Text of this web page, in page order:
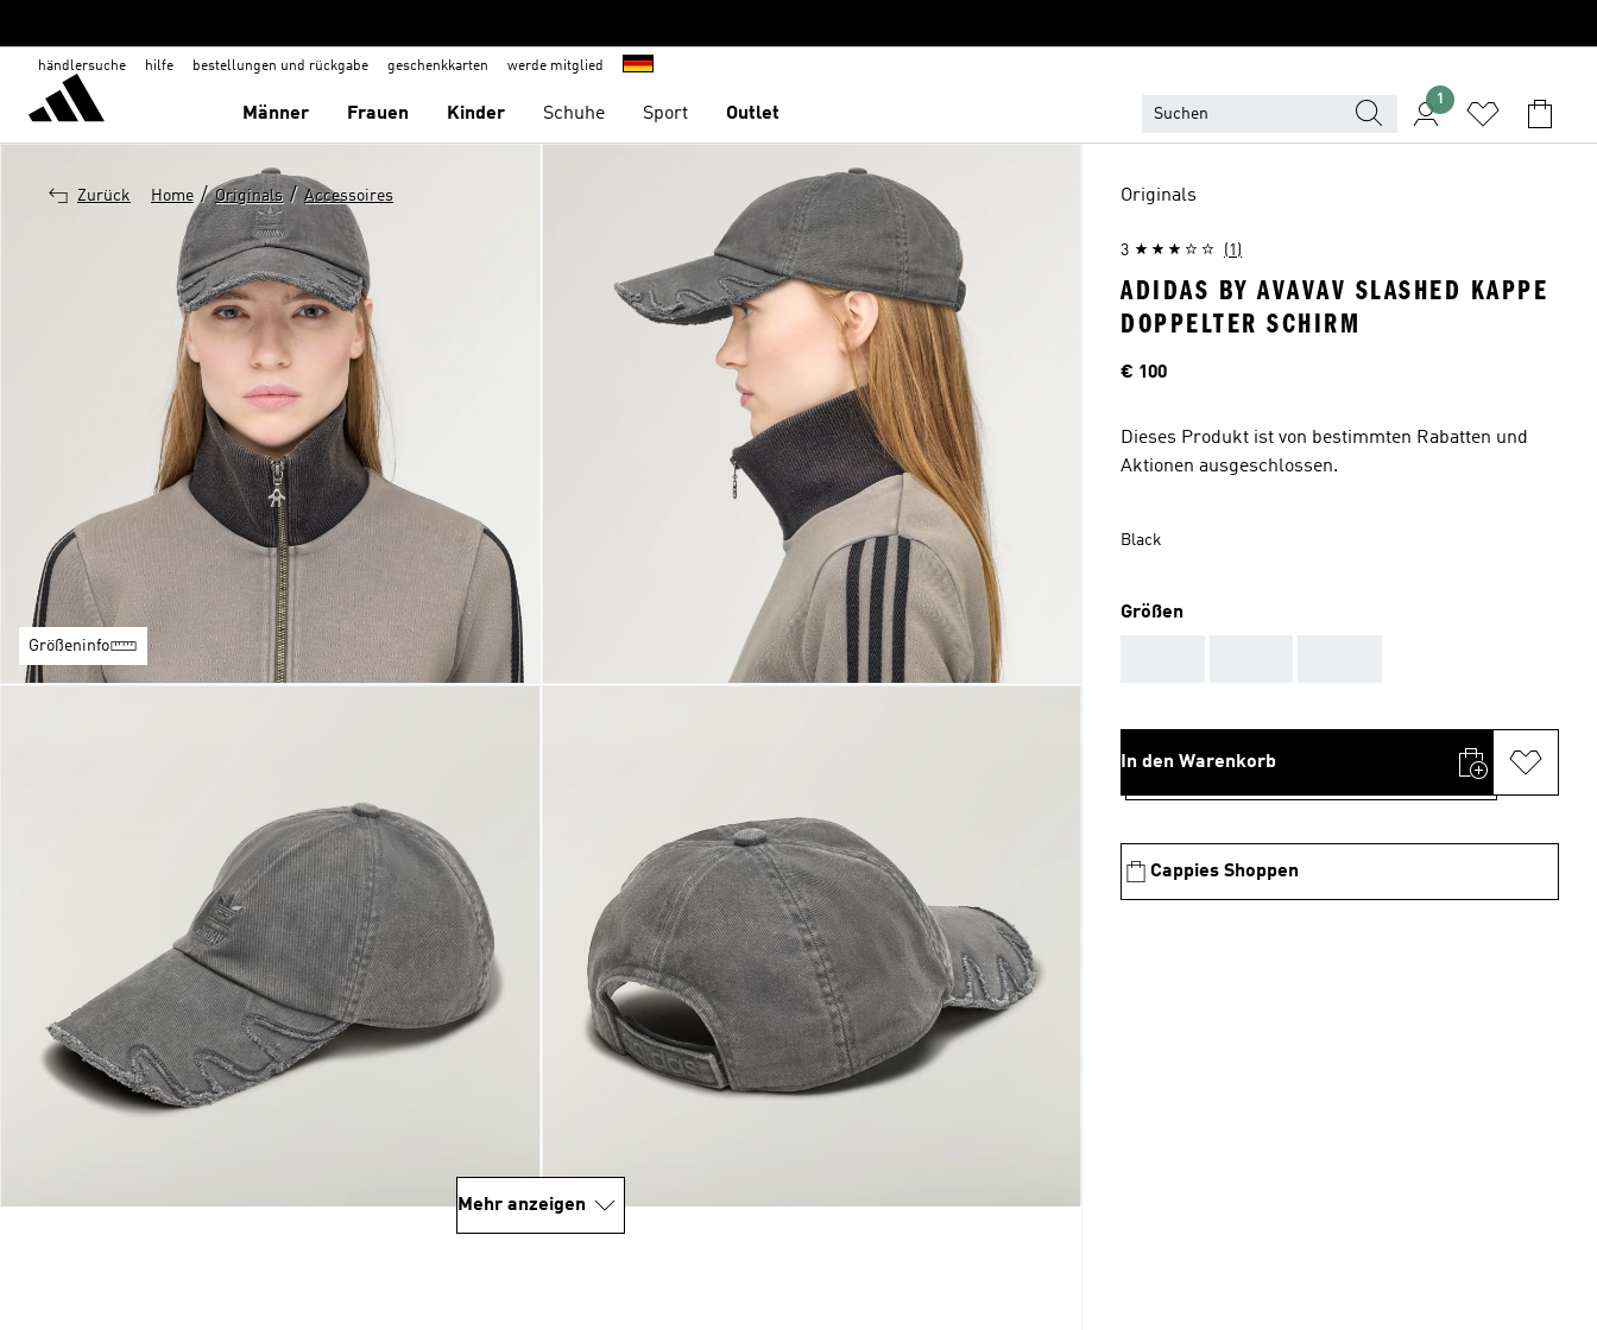
händlersuche hilfe bestellungen und rückgabe geschenkkarten werde mitglied
Männer Frauen Kinder Schuhe Sport Outlet
1
Zurück Home / Originals / Accessoires
Größeninfo
Mehr anzeigen
Originals
3 (1)
ADIDAS BY AVAVAV SLASHED KAPPE
DOPPELTER SCHIRM
Preis
€ 100
Dieses Produkt ist von bestimmten Rabatten und
Aktionen ausgeschlossen.
Black
Größen
In den Warenkorb
Cappies Shoppen